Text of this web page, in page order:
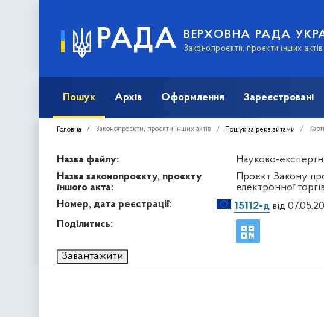
РАДА ВЕРХОВНА РАДА
Законопроєкти, проєкти інших актів
Пошук Архів Оформлення Зареєстровані
Головна Законопроєкти, проєкти інших актів Пошук за реквізитами
Назва файлу:
Науково-
Назва законопроєкту, проєкту
іншого акта:
Проєкт Закону
електронної
Номер, дата реєстрації:
15112-д від
Поділитись:
Завантажити